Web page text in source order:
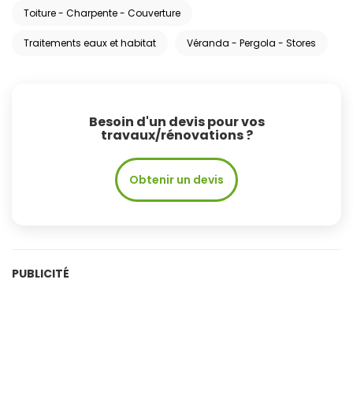
Toiture - Charpente - Couverture
Traitements eaux et habitat Véranda - Pergola - Stores
Besoin d'un devis pour vos
travaux/rénovations ?
Obtenir un devis
PUBLICITÉ